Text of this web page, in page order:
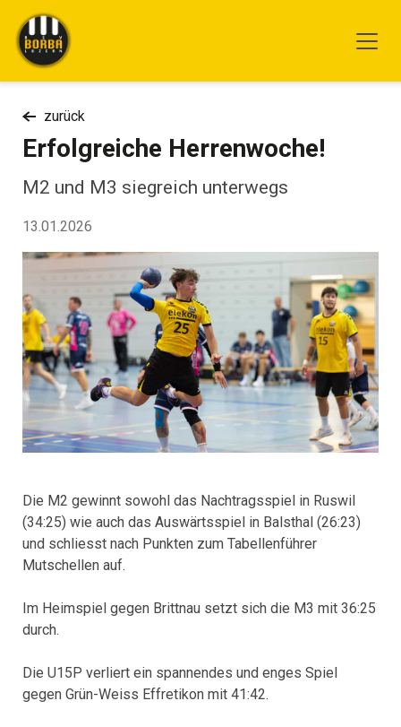
zurück
Erfolgreiche Herrenwoche!
M2 und M3 siegreich unterwegs
13.01.2026
Die M2 gewinnt sowohl das Nachtragsspiel in Ruswil
(34:25) wie auch das Auswärtsspiel in Balsthal (26:23)
und schliesst nach Punkten zum Tabellenführer
Mutschellen auf.
Im Heimspiel gegen Brittnau setzt sich die M3 mit 36:25
durch.
Die U15P verliert ein spannendes und enges Spiel
gegen Grün-Weiss Effretikon mit 41:42.